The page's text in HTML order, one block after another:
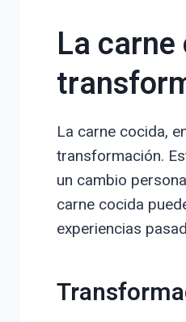
La
La carne cocida,
transformación.
un cambio
carne cocida
experiencias